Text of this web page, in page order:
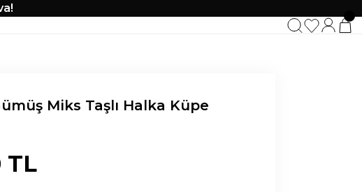
Miks Taşlı Halka Küpe
TL